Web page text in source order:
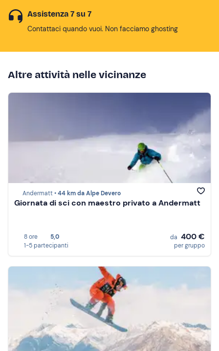
Assistenza 7 su 7
Contattaci quando vuoi. Non facciamo ghosting
Altre attività nelle vicinanze
Andermatt •44 km da Alpe Devero
Giornata di sci con maestro privato a Andermatt
8 ore
5,0
1-5 partecipanti
da 400 €
per gruppo